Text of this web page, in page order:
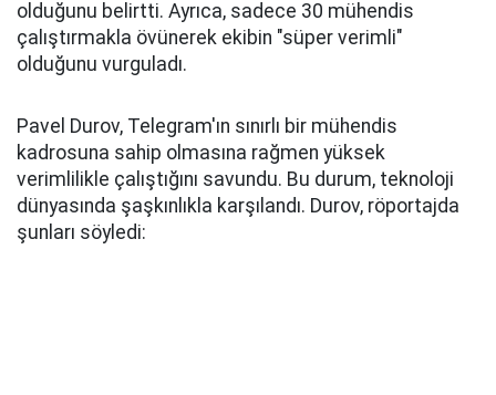
olduğunu belirtti. Ayrıca, sadece 30 mühendis
çalıştırmakla övünerek ekibin "süper verimli"
olduğunu vurguladı.
Pavel Durov, Telegram'ın sınırlı bir mühendis
kadrosuna sahip olmasına rağmen yüksek
verimlilikle çalıştığını savundu. Bu durum, teknoloji
dünyasında şaşkınlıkla karşılandı. Durov, röportajda
şunları söyledi: